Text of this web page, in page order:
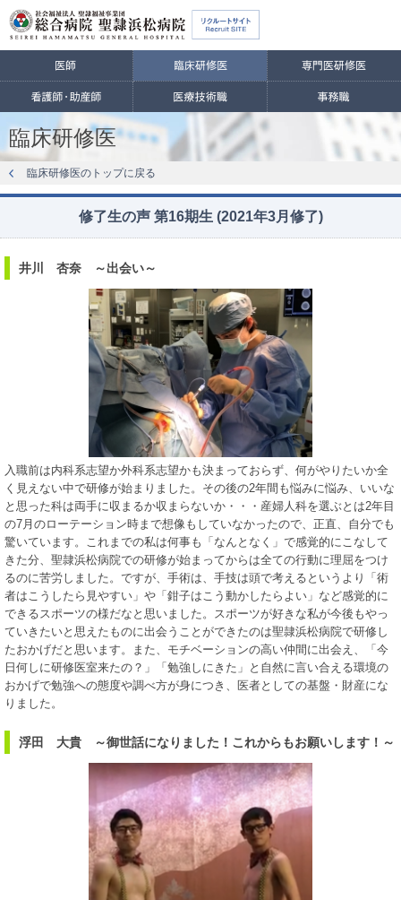
臨床研修医
臨床研修医のトップに戻る
修了生の声 第16期生 (2021年3月修了)
井川 杏奈 ～出会い～
入職前は内科系志望か外科系志望かも決まっておらず、何がやりたいか全
く見えない中で研修が始まりました。その後の2年間も悩みに悩み、いいな
と思った科は両手に収まるか収まらないか・・・産婦人科を選ぶとは2年目
の7月のローテーション時まで想像もしていなかったので、正直、自分でも
驚いています。これまでの私は何事も「なんとなく」で感覚的にこなして
きた分、聖隷浜松病院での研修が始まってからは全ての行動に理屈をつけ
るのに苦労しました。ですが、手術は、手技は頭で考えるというより「術
者はこうしたら見やすい」や「鉗子はこう動かしたらよい」など感覚的に
できるスポーツの様だなと思いました。スポーツが好きな私が今後もやっ
ていきたいと思えたものに出会うことができたのは聖隷浜松病院で研修し
たおかげだと思います。また、モチベーションの高い仲間に出会え、「今
日何しに研修医室来たの？」「勉強しにきた」と自然に言い合える環境の
おかげで勉強への態度や調べ方が身につき、医者としての基盤・財産にな
りました。
浮田 大貴 ～御世話になりました！これからもお願いします！～